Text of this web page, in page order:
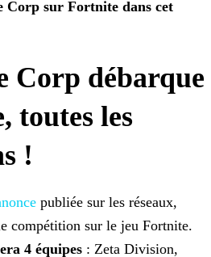
Corp sur Fortnite dans cet
Corp débarque
toutes les
!
publiée sur les réseaux,
compétition sur le jeu Fortnite.
4 équipes : Zeta Division,